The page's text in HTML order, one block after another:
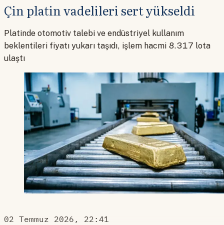
Çin platin vadelileri sert yükseldi
Platinde otomotiv talebi ve endüstriyel kullanım
beklentileri fiyatı yukarı taşıdı, işlem hacmi 8.317 lota
ulaştı
02 Temmuz 2026, 22:41